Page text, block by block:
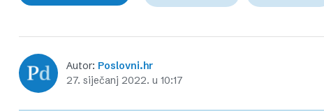
Autor: Poslovni.hr
27. siječanj 2022. u 10:17